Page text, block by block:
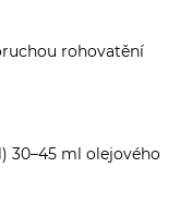
rohovatění
30–45 ml olejového